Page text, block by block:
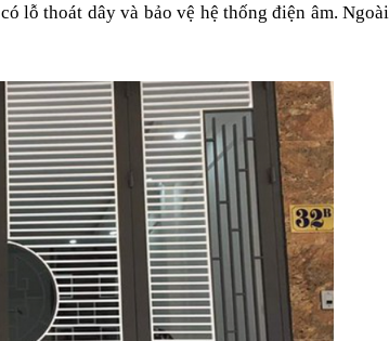
lỗ thoát dây và bảo vệ hệ thống điện âm.